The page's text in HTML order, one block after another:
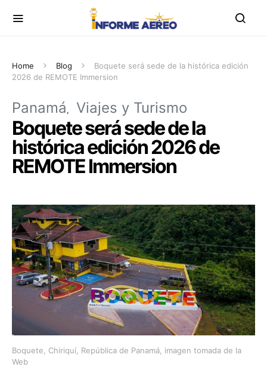
Home Blog
Boquete será sede de la histórica edición
2026 de REMOTE Immersion
Panamá Viajes y Turismo
Boquete será sede de la
histórica edición 2026 de
REMOTE Immersion
Boquete, Chiriquí, República de Panamá, imagen tomada de la
Web